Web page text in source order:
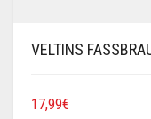
VELTINS
17,99€